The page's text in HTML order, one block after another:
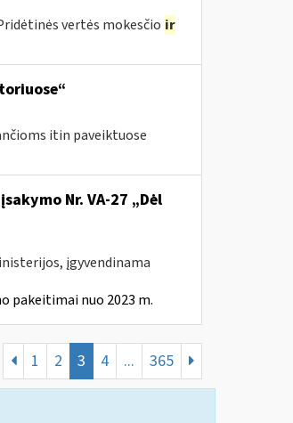
vertės mokesčio ir
itin paveiktuose
Nr. VA-27 „Dėl
įgyvendinama
pakeitimai nuo 2023 m.
1 2 3 4 ... 365